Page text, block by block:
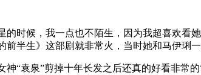
的时候，我一点也不陌生，因为我超喜欢看
前半生》这部剧就非常火，当时她和马伊琍
神“袁泉”剪掉十年长发之后还真的好看非常